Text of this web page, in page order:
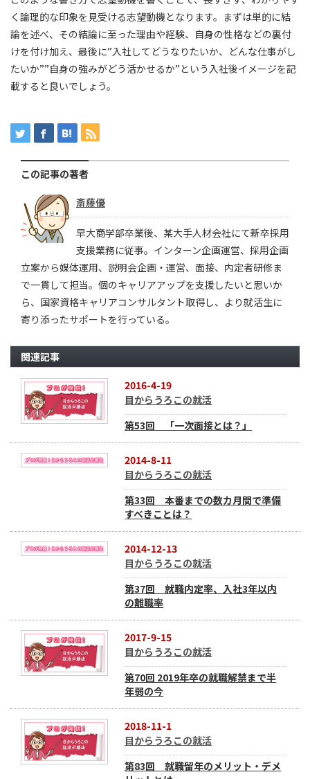
く論理的な印象を見受ける志望動機となります。まずは単的に結
論を述べ、その結論に至った理由や経験、自身の性格などの裏付
けを付け加え、最後に”入社してどうなりたいか、どんな仕事がし
たいか””自身の強みがどう活かせるか”という入社後イメージを記
載すると良いでしょう。
この記事の著者
斎藤優
早大商学部卒業後、某大手人材会社にて新卒採用
支援業務に従事。インターン企画運営、採用企画
立案から媒体運用、説明会企画・運営、面接、内定者研修ま
で一貫して担当。個のキャリアアップを支援したいと思いか
ら、国家資格キャリアコンサルタント取得し、より就活生に
寄り添ったサポートを行っている。
関連記事
2016-4-19
目からうろこの就活
第53回 「一次面接とは？」
2014-8-11
目からうろこの就活
第33回 本番までの数カ月間で準備
すべきことは？
2014-12-13
目からうろこの就活
第37回 就職内定率、入社3年以内
の離職率
2017-9-15
目からうろこの就活
第70回 2019年卒の就職解禁まで半
年弱の今
2018-11-1
目からうろこの就活
第83回 就職留年のメリット・デメ